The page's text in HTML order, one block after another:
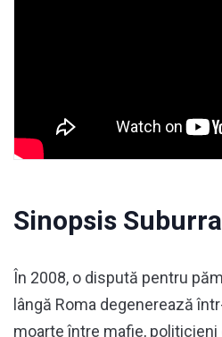
Sinopsis Suburra
În 2008, o dispută pentru
lângă Roma degenerează
moarte între mafie, politicieni